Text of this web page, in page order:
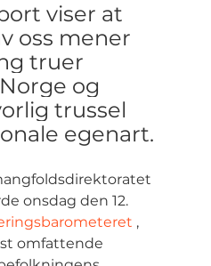
viser at
oss mener
truer
og
trussel
egenart.
onsdag den 12.
,
omfattende